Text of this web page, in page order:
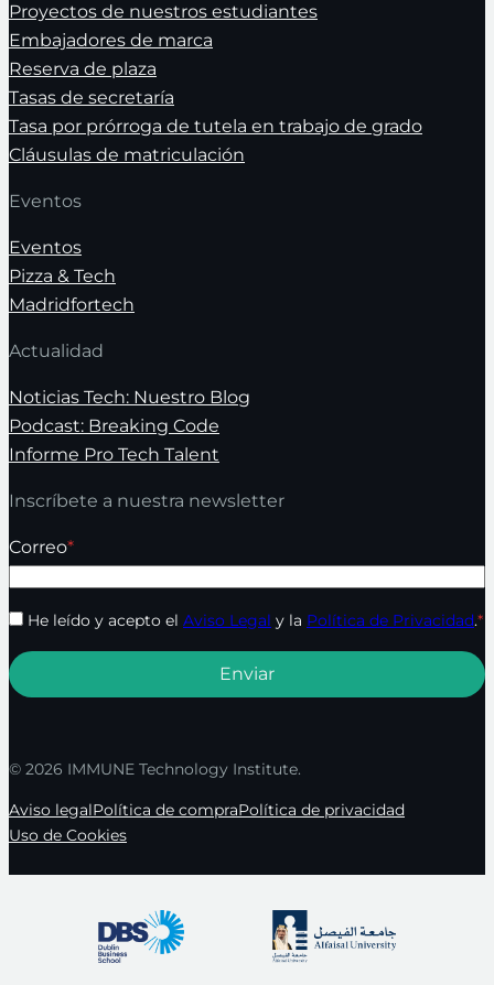
Proyectos de nuestros estudiantes
Embajadores de marca
Reserva de plaza
Tasas de secretaría
Tasa por prórroga de tutela en trabajo de grado
Cláusulas de matriculación
Eventos
Eventos
Pizza & Tech
Madridfortech
Actualidad
Noticias Tech: Nuestro Blog
Podcast: Breaking Code
Informe Pro Tech Talent
Inscríbete a nuestra newsletter
Correo*
He leído y acepto el Aviso Legal y la Política de Privacidad.*
© 2026 IMMUNE Technology Institute.
Aviso legalPolítica de compraPolítica de privacidad
Uso de Cookies